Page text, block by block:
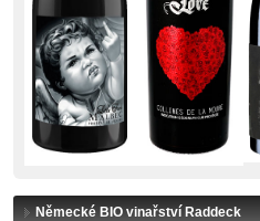
Německé BIO vinařství Raddeck